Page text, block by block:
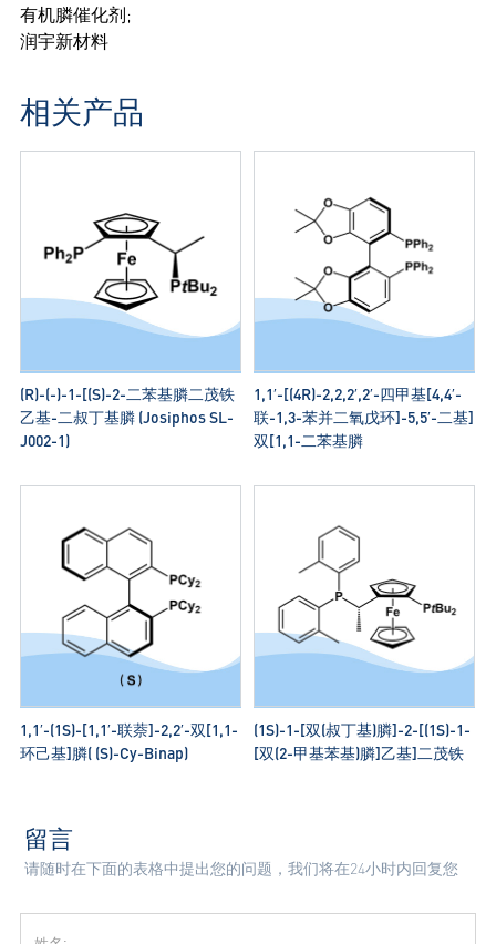
有机膦催化剂;
润宇新材料
相关产品
(R)-(-)-1-[(S)-2-二苯基膦二茂铁
乙基-二叔丁基膦 (Josiphos SL-
J002-1)
1,1′-[(4R)-2,2,2′,2′-四甲基[4,4′-
联-1,3-苯并二氧戊环]-5,5′-二基]
双[1,1-二苯基膦
1,1′-(1S)-[1,1′-联萘]-2,2′-双[1,1-
环己基]膦( (S)-Cy-Binap)
(1S)-1-[双(叔丁基)膦]-2-[(1S)-1-
[双(2-甲基苯基)膦]乙基]二茂铁
留言
请随时在下面的表格中提出您的问题，我们将在24小时内回复您